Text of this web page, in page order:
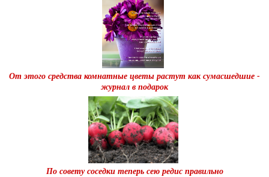
От этого средства комнатные цветы растут как сумасшедшие -
журнал в подарок
По совету соседки теперь сею редис правильно